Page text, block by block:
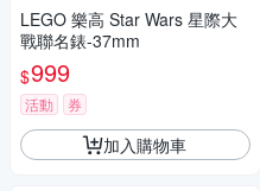
LEGO 樂高 Star Wars 星際大
戰聯名錶-37mm
$999
活動 券
加入購物車